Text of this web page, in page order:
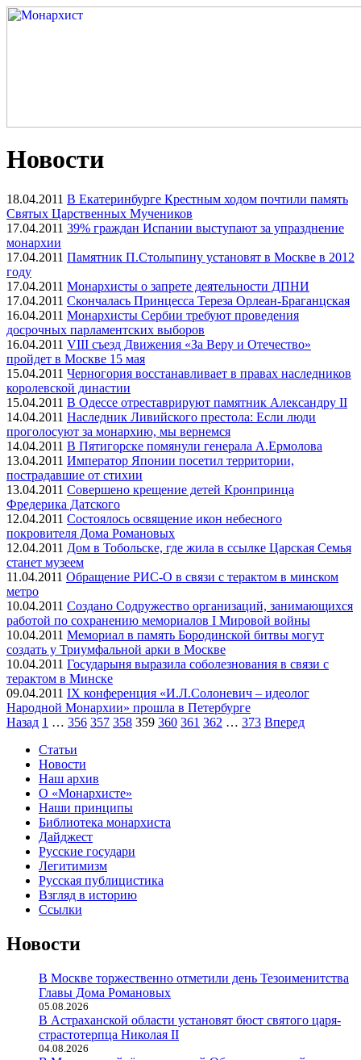
Новости
18.04.2011 В Екатеринбурге Крестным ходом почтили память
Святых Царственных Мучеников
17.04.2011 39% граждан Испании выступают за упразднение
монархии
17.04.2011 Памятник П.Столыпину установят в Москве в 2012
году
17.04.2011 Монархисты о запрете деятельности ДПНИ
17.04.2011 Скончалась Принцесса Тереза Орлеан-Браганцская
16.04.2011 Монархисты Сербии требуют проведения
досрочных парламентских выборов
16.04.2011 VIII съезд Движения «За Веру и Отечество»
пройдет в Москве 15 мая
15.04.2011 Черногория восстанавливает в правах наследников
королевской династии
15.04.2011 В Одессе отреставрируют памятник Александру II
14.04.2011 Наследник Ливийского престола: Если люди
проголосуют за монархию, мы вернемся
14.04.2011 В Пятигорске помянули генерала А.Ермолова
13.04.2011 Император Японии посетил территории,
пострадавшие от стихии
13.04.2011 Совершено крещение детей Кронпринца
Фредерика Датского
12.04.2011 Состоялось освящение икон небесного
покровителя Дома Романовых
12.04.2011 Дом в Тобольске, где жила в ссылке Царская Семья
станет музеем
11.04.2011 Обращение РИС-О в связи с терактом в минском
метро
10.04.2011 Создано Cодружество организаций, занимающихся
работой по сохранению мемориалов I Мировой войны
10.04.2011 Мемориал в память Бородинской битвы могут
создать у Триумфальной арки в Москве
10.04.2011 Государыня выразила соболезнования в связи с
терактом в Минске
09.04.2011 IX конференция «И.Л.Солоневич – идеолог
Народной Монархии» прошла в Петербурге
Назад 1 … 356 357 358 359 360 361 362 … 373 Вперед
Статьи
Новости
Наш архив
О «Монархисте»
Наши принципы
Библиотека монархиста
Дайджест
Русские государи
Легитимизм
Русская публицистика
Взгляд в историю
Ссылки
Новости
В Москве торжественно отметили день Тезоименитства
Главы Дома Романовых
05.08.2026
В Астраханской области установят бюст святого царя-
страстотерпца Николая II
04.08.2026